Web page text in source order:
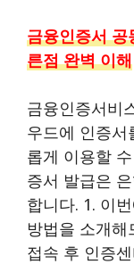
금융인증서 공
른점 완벽 이해
금융인증서비
우드에 인증
롭게 이용할
증서 발급은
합니다. 1. 이
방법을 소개해
접속 후 인증